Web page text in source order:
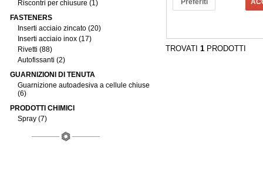
Riscontri per chiusure (1)
FASTENERS
Inserti acciaio zincato (20)
Inserti acciaio inox (17)
Rivetti (88)
Autofissanti (2)
GUARNIZIONI DI TENUTA
Guarnizione autoadesiva a cellule chiuse
(6)
PRODOTTI CHIMICI
Spray (7)
Preferiti
TROVATI 1 PRODOTTI